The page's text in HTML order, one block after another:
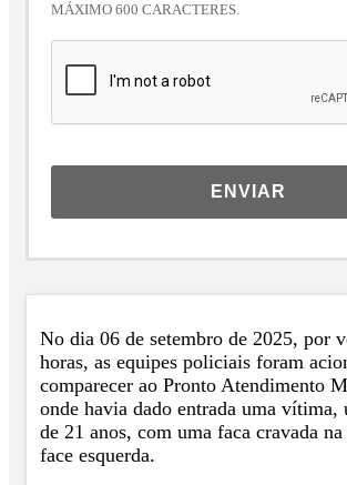
MÁXIMO 600 CARACTERES.
ENVIAR
No dia 06 de setembro de 2025, por
horas, as equipes policiais foram
comparecer ao Pronto Atendimento
onde havia dado entrada uma vítima,
de 21 anos, com uma faca cravada
face esquerda.